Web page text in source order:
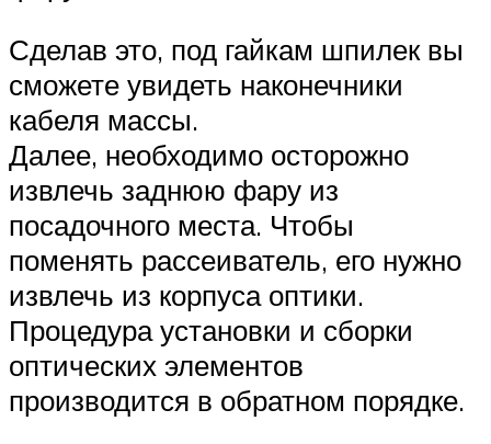
Сделав это, под гайкам шпилек вы
сможете увидеть наконечники
кабеля массы.
Далее, необходимо осторожно
извлечь заднюю фару из
посадочного места. Чтобы
поменять рассеиватель, его нужно
извлечь из корпуса оптики.
Процедура установки и сборки
оптических элементов
производится в обратном порядке.